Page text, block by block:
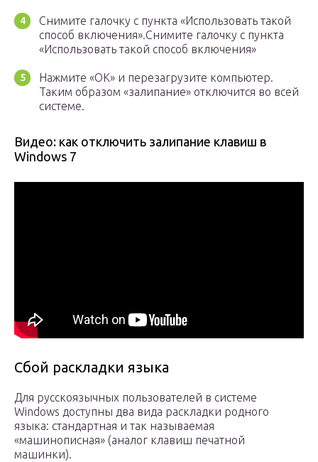
Снимите галочку с пункта «Использовать такой
способ включения».Снимите галочку с пункта
«Использовать такой способ включения»
Нажмите «ОК» и перезагрузите компьютер.
Таким образом «залипание» отключится во всей
системе.
Видео: как отключить залипание клавиш в
Windows 7
Сбой раскладки языка
Для русскоязычных пользователей в системе
Windows доступны два вида раскладки родного
языка: стандартная и так называемая
«машинописная» (аналог клавиш печатной
машинки).